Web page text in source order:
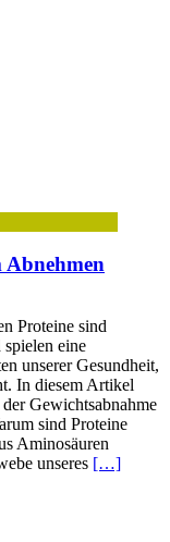
Abnehmen
Proteine sind
eine
unserer Gesundheit,
In diesem Artikel
Gewichtsabnahme
sind Proteine
Aminosäuren
unseres […]